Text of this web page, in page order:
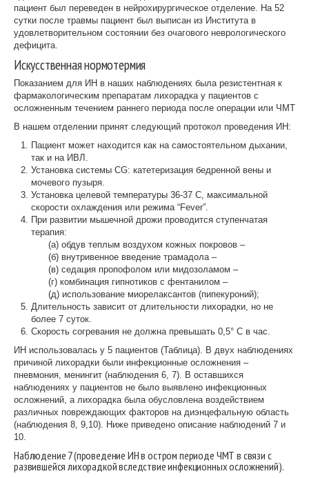
пациент был переведен в нейрохирургическое отделение. На 52
сутки после травмы пациент был выписан из Института в
удовлетворительном состоянии без очагового неврологического
дефицита.
Искусственная нормотермия
Показанием для ИН в наших наблюдениях была резистентная к
фармакологическим препаратам лихорадка у пациентов с
осложненным течением раннего периода после операции или ЧМТ
В нашем отделении принят следующий протокол проведения ИН:
Пациент может находится как на самостоятельном дыхании,
так и на ИВЛ.
Установка системы CG: катетеризация бедренной вены и
мочевого пузыря.
Установка целевой температуры 36-37 С, максимальной
скорости охлаждения или режима “Fever”.
При развитии мышечной дрожи проводится ступенчатая
терапия:
(а) обдув теплым воздухом кожных покровов –
(б) внутривенное введение трамадола –
(в) седация пропофолом или мидозоламом –
(г) комбинация гипнотиков с фентанилом –
(д) использование миорелаксантов (пипекуроний);
Длительность зависит от длительности лихорадки, но не
более 7 суток.
Скорость согревания не должна превышать 0,5° С в час.
ИН использовалась у 5 пациентов (Таблица). В двух наблюдениях
причиной лихорадки были инфекционные осложнения –
пневмония, менингит (наблюдения 6, 7). В оставшихся
наблюдениях у пациентов не было выявлено инфекционных
осложнений, а лихорадка была обусловлена воздействием
различных повреждающих факторов на диэнцефальную область
(наблюдения 8, 9,10). Ниже приведено описание наблюдений 7 и
10.
Наблюдение 7 (проведение ИН в остром периоде ЧМТ в связи с
развившейся лихорадкой вследствие инфекционных осложнений).